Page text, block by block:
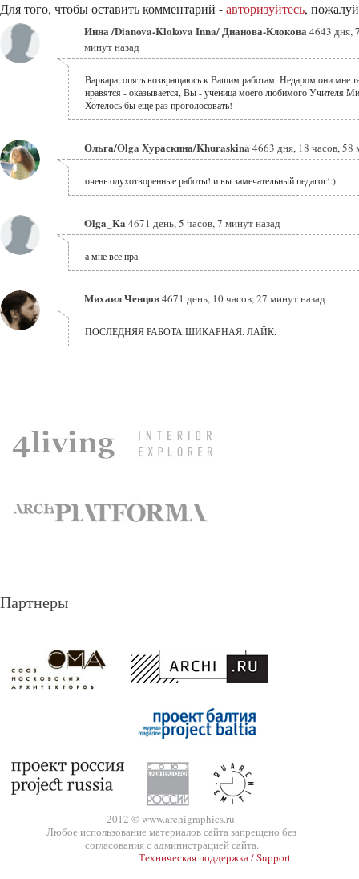
Для того, чтобы оставить комментарий - авторизуйтесь,
Инна /Dianova-Klokova Inna/ Дианова-Клокова4643 дня,
минут назад
Варвара, опять возвращаюсь к Вашим работам. Недаром они мне
нравятся - оказывается, Вы - ученица моего любимого Учителя
Хотелось бы еще раз проголосовать!
Ольга/Olga Хураскина/Khuraskina 4663 дня, 18 часов, 58
очень одухотворенные работы! и вы замечательный педагог!:)
Olga_Ka 4671 день, 5 часов, 7 минут назад
а мне все нра
Михаил Ченцов4671 день, 10 часов, 27 минут назад
ПОСЛЕДНЯЯ РАБОТА ШИКАРНАЯ. ЛАЙК.
Партнеры
2012 © www.archigraphics.ru.
Любое использование материалов сайта запрещено без
согласования с администрацией сайта.
Техническая поддержка / Support